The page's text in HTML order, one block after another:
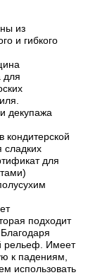
из
и гибкого
для
декупажа
кондитерской
сладких
для
подходит
рельеф. Имеет
к падениям,
использовать